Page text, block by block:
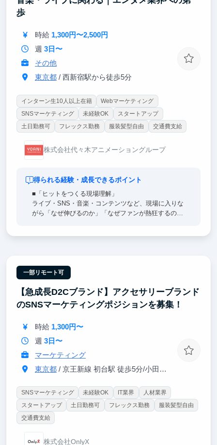
者など、幅広い経験を持つメンバーと共に働くこと
で、実践的な知見や多様な視点に触れることができま
歩
時給 1,300円〜2,500円
週 3日〜
その他
東京都/ 西新宿駅から徒歩5分
インターン生10人以上在籍
Webマーケティング
SNSマーケティング
未経験OK
スタートアップ
土日勤務可
フレックス勤務 服装髪型自由 交通費支給
株式会社代々木アニメーショングループ
得られる経験・成長できるポイント
■「ヒットをつくる現場理解」
ライブ・SNS・音楽・コンテンツなど、現場に入りな
がら「なぜ伸びるのか」「なぜファンが熱狂するの
験。
■「コンテンツを“事業”として捉える視点」
制作・マーケ・ファン接点・収益までを一体で見なが
ら、エンタメを“好き”ではなく“ビジネス”として理解す
■「現場から企画に関わる経験」
ンなど、上流にも関われる機会があります。
一部リモート可
【急成長D2Cブランド】アクセサリーブランド
のSNSマーケティングポジションを募集！
時給 1,300円〜
週 3日〜
マーケティング
東京都/ 京王新線 初台駅 徒歩5分/小田急線 参宮橋駅 徒歩8分
SNSマーケティング 未経験OK IT業界
人材業界
スタートアップ
土日勤務可 フレックス勤務
服装髪型自由
交通費支給
株式会社OnlyX